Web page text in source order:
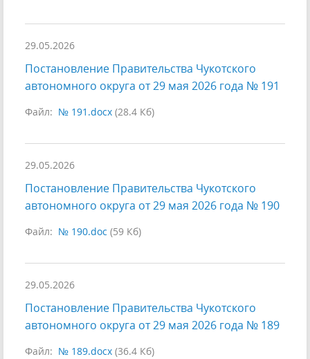
29.05.2026
Постановление Правительства Чукотского
автономного округа от 29 мая 2026 года № 191
Файл: № 191.docx (28.4 Кб)
29.05.2026
Постановление Правительства Чукотского
автономного округа от 29 мая 2026 года № 190
Файл: № 190.doc (59 Кб)
29.05.2026
Постановление Правительства Чукотского
автономного округа от 29 мая 2026 года № 189
Файл: № 189.docx (36.4 Кб)